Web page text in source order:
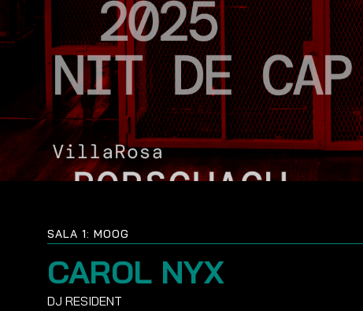
SALA 1: MOOG
CAROL NYX